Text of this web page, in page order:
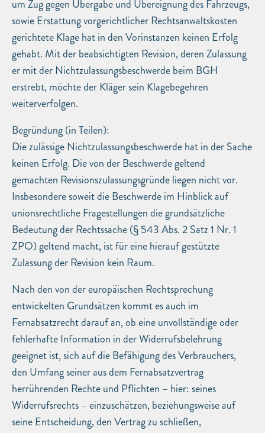
um Zug gegen Übergabe und Übereignung des Fahrzeugs,
sowie Erstattung vorgerichtlicher Rechtsanwaltskosten
gerichtete Klage hat in den Vorinstanzen keinen Erfolg
gehabt. Mit der beabsichtigten Revision, deren Zulassung
er mit der Nichtzulassungsbeschwerde beim BGH
erstrebt, möchte der Kläger sein Klagebegehren
weiterverfolgen.
Begründung (in Teilen):
Die zulässige Nichtzulassungsbeschwerde hat in der Sache
keinen Erfolg. Die von der Beschwerde geltend
gemachten Revisionszulassungsgründe liegen nicht vor.
Insbesondere soweit die Beschwerde im Hinblick auf
unionsrechtliche Fragestellungen die grundsätzliche
Bedeutung der Rechtssache (§ 543 Abs. 2 Satz 1 Nr. 1
ZPO) geltend macht, ist für eine hierauf gestützte
Zulassung der Revision kein Raum.
Nach den von der europäischen Rechtsprechung
entwickelten Grundsätzen kommt es auch im
Fernabsatzrecht darauf an, ob eine unvollständige oder
fehlerhafte Information in der Widerrufsbelehrung
geeignet ist, sich auf die Befähigung des Verbrauchers,
den Umfang seiner aus dem Fernabsatzvertrag
herrührenden Rechte und Pflichten – hier: seines
Widerrufsrechts – einzuschätzen, beziehungsweise auf
seine Entscheidung, den Vertrag zu schließen,